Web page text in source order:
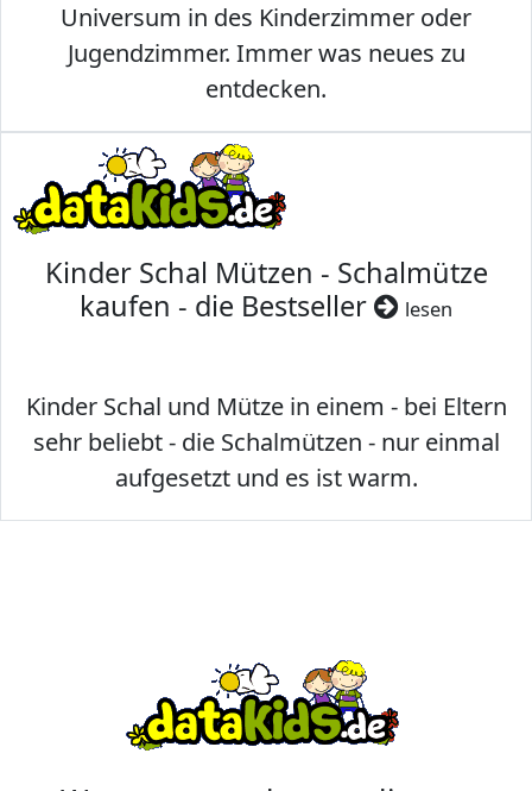
Universum in des Kinderzimmer oder
Jugendzimmer. Immer was neues zu
entdecken.
Kinder Schal Mützen - Schalmütze
kaufen - die Bestseller
lesen
Kinder Schal und Mütze in einem - bei Eltern
sehr beliebt - die Schalmützen - nur einmal
aufgesetzt und es ist warm.